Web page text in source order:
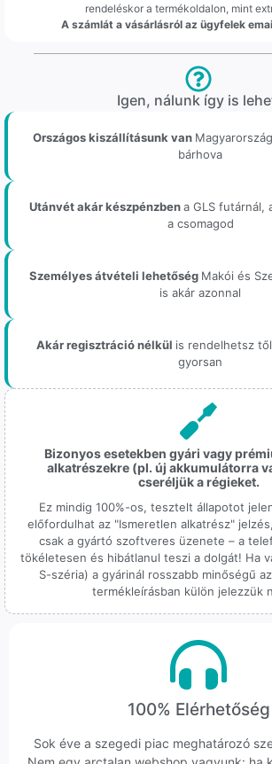
rendeléskor a termékoldalon, mint
A számlát a vásárlásról az ügyfelek
Igen, nálunk így is
Országos kiszállításunk van
bárhova
Utánvét akár készpénzbena GLS futárnál,
a csomagod
Személyes átvételi lehetőség Makói és
is akár azonnal
Akár regisztráció nélkül is rendelhetsz
gyorsan
Bizonyos esetekben gyári vagy
alkatrészekre (pl. új akkumulátorra
cseréljük a régieket.
Ez mindig 100%-os, tesztelt állapotot
előfordulhat az "Ismeretlen alkatrész"
csak a gyártó szoftveres üzenete – a
tökéletesen és hibátlanul teszi a dolgát! Ha
S-széria) a gyárinál rosszabb minőségű
termékleírásban külön jelezzük
100% Elérhetőség
Sok éve a szegedi piac meghatározó